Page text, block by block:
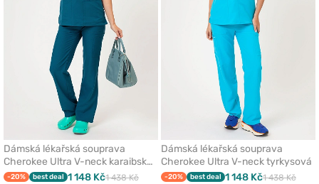
Dámská lékařská souprava
Cherokee Ultra V-neck karaibsky
modrá
-20% best deal 1 148 Kč1 438 Kč
Dámská lékařská souprava
Cherokee Ultra V-neck tyrkysová
-20% best deal 1 148 Kč1 438 Kč